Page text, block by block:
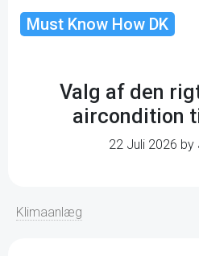
Must Know How DK
Valg af den
aircondition
22 Juli 2026 by
Klimaanlæg